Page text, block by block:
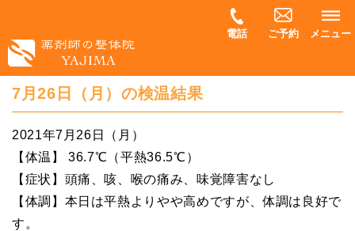
電話 ご予約 メニュー
7月26日（月）の検温結果
2021年7月26日（月）
【体温】 36.7℃（平熱36.5℃）
【症状】頭痛、咳、喉の痛み、味覚障害なし
【体調】本日は平熱よりやや高めですが、体調は良好で
す。